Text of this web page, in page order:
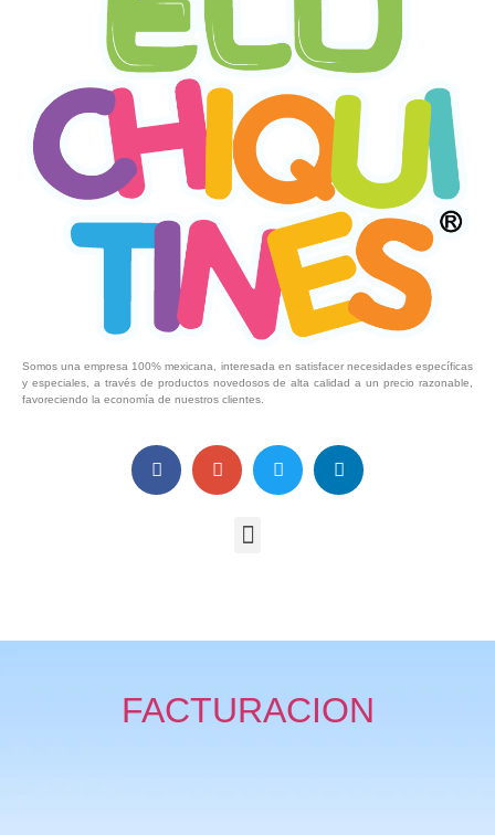
Somos una empresa 100% mexicana, interesada en satisfacer necesidades específicas
y especiales, a través de productos novedosos de alta calidad a un precio razonable,
favoreciendo la economía de nuestros clientes.
FACTURACION